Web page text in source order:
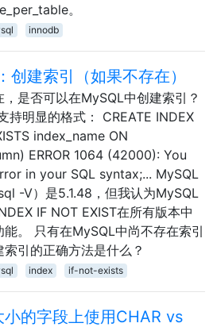
。
innodb
创建索引（如果不存在）
，是否可以在MySQL中创建索引？
持明显的格式： CREATE INDEX
index_name ON
ERROR 1064 (42000): You
in your SQL syntax;... MySQL
-V）是5.1.48，但我认为MySQL
IF NOT EXIST在所有版本中
能。 只有在MySQL中尚不存在索引
索引的正确方法是什么？
index if-not-exists
小的字段上使用CHAR vs